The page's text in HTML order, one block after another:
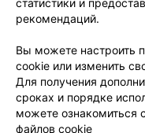
Способы
статистики и
рекомендаций.
Вы можете настроить
cookie или изменить
Для получения
сроках и порядке
можете ознакомиться
файлов cookie